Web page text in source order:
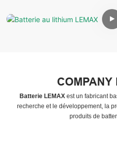
COMPANY
Batterie LEMAX est un fabricant
recherche et le développement, la
produits de